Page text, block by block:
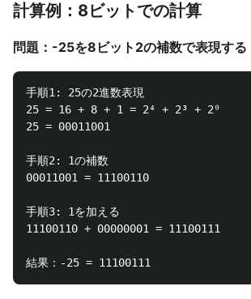
計算例：8ビットでの計算
問題：-25を8ビット2の補数で表現する
手順1: 25の2進数表現
25 = 16 + 8 + 1 = 2⁴ + 2³ + 2⁰
25 = 00011001
手順2: 1の補数
00011001 = 11100110
手順3: 1を加える
11100110 + 00000001 = 11100111